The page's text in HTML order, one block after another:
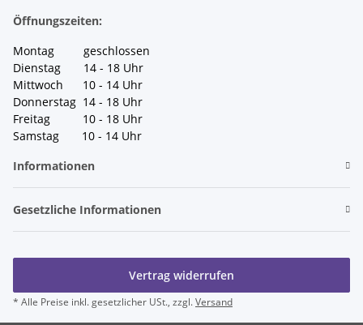
Öffnungszeiten:
Montag geschlossen
Dienstag 14 - 18 Uhr
Mittwoch 10 - 14 Uhr
Donnerstag 14 - 18 Uhr
Freitag 10 - 18 Uhr
Samstag 10 - 14 Uhr
Informationen
Gesetzliche Informationen
Vertrag widerrufen
* Alle Preise inkl. gesetzlicher USt., zzgl.Versand